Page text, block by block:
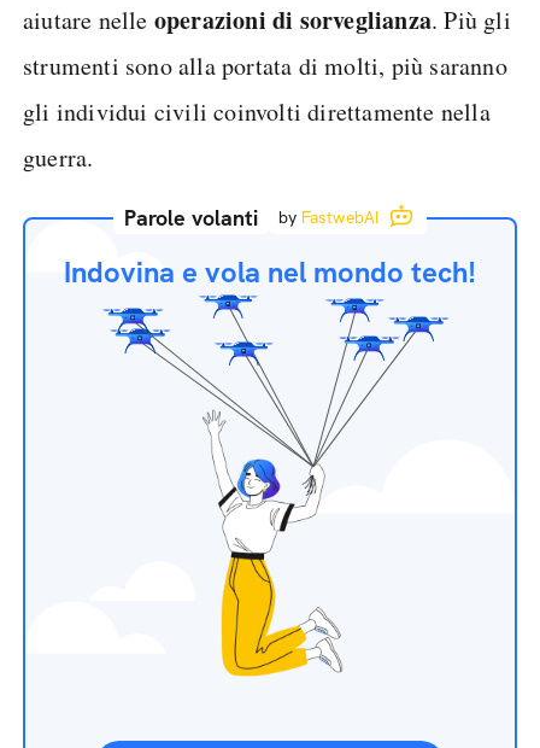
aiutare nelle operazioni di sorveglianza. Più gli
strumenti sono alla portata di molti, più saranno
gli individui civili coinvolti direttamente nella
guerra.
Parole volanti by FastwebAI
Indovina e vola nel mondo tech!